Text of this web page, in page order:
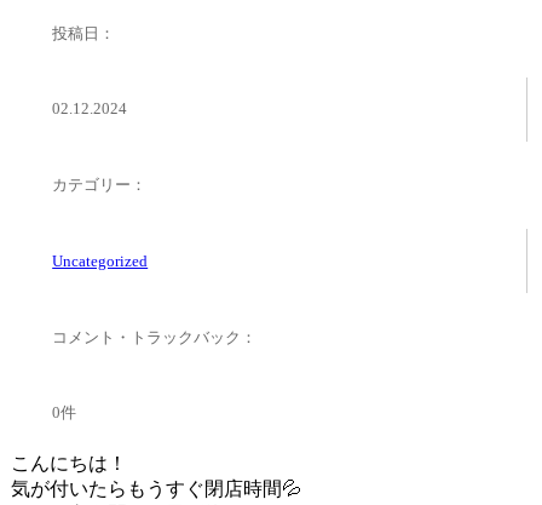
投稿日：
02.12.2024
カテゴリー：
Uncategorized
コメント・トラックバック：
0件
こんにちは！
気が付いたらもうすぐ閉店時間💦